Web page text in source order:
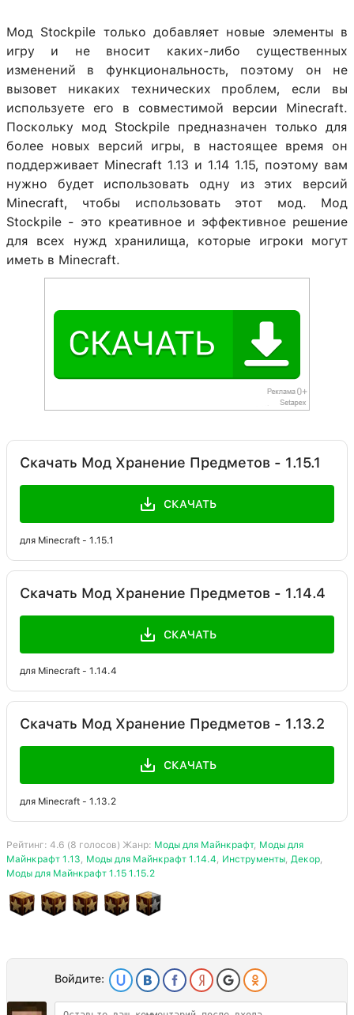
Мод Stockpile только добавляет новые элементы в
игру и не вносит каких-либо существенных
изменений в функциональность, поэтому он не
вызовет никаких технических проблем, если вы
используете его в совместимой версии Minecraft.
Поскольку мод Stockpile предназначен только для
более новых версий игры, в настоящее время он
поддерживает Minecraft 1.13 и 1.14 1.15, поэтому вам
нужно будет использовать одну из этих версий
Minecraft, чтобы использовать этот мод. Мод
Stockpile - это креативное и эффективное решение
для всех нужд хранилища, которые игроки могут
иметь в Minecraft.
Скачать Мод Хранение Предметов - 1.15.1
СКАЧАТЬ
для Minecraft - 1.15.1
Скачать Мод Хранение Предметов - 1.14.4
СКАЧАТЬ
для Minecraft - 1.14.4
Скачать Мод Хранение Предметов - 1.13.2
СКАЧАТЬ
для Minecraft - 1.13.2
Рейтинг: 4.6 (8 голосов) Жанр: Моды для Майнкрафт, Моды для
Майнкрафт 1.13
Моды для Майнкрафт 1.14.4 Инструменты Декор
Моды для Майнкрафт 1.15 1.15.2
Войдите: